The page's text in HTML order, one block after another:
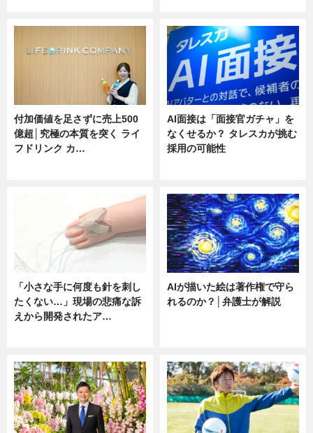
付加価値を足さずに売上500
億超│究極の本質を突く ライ
フドリンク カ…
AI面接は「面接官ガチャ」を
なくせるか？ タレスカが挑む
採用の可能性
「小さな手に何度も針を刺し
たくない…」現場の悲痛な訴
えから開発されたア…
AIが描いた絵は著作権で守ら
れるのか？│弁護士が解説